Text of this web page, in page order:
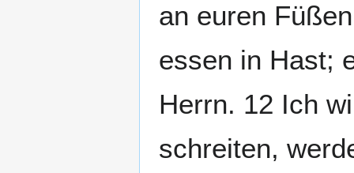
an euren
essen in Hast;
Herrn. 12 Ich
schreiten,